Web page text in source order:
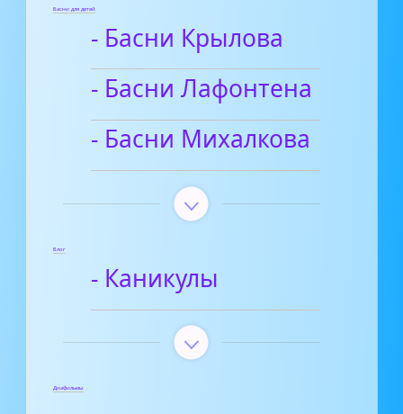
Басни для детей
- Басни Крылова
- Басни Лафонтена
- Басни Михалкова
Блог
- Каникулы
Диафильмы